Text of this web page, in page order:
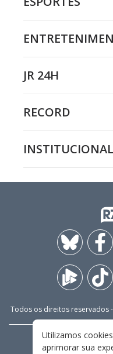
JR 24H
RECORD
INSTITUCIONAL
Todos os direitos reservados
Utilizamos
aprimorar sua